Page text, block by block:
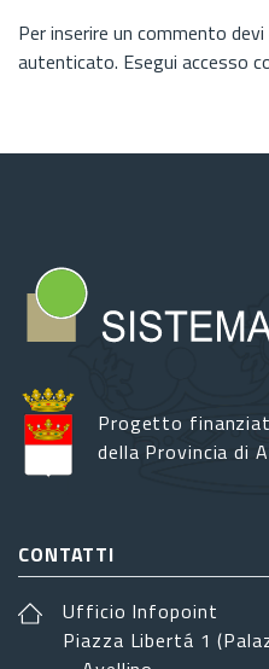
Per inserire un commento
autenticato. Esegui accesso
Progetto
della Provincia di
CONTATTI
Ufficio Infopoint
Piazza Libertá 1